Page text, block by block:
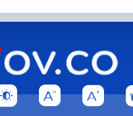
aquí